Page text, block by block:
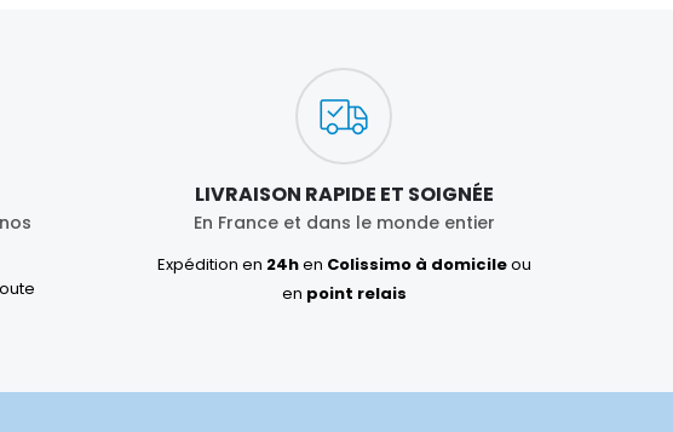
LIVRAISON RAPIDE ET SOIGNÉE
En France et dans le monde entier
Expédition en 24hen Colissimo à domicileou
en point relais